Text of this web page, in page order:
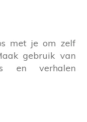
met je om zelf
gebruik van
en verhalen